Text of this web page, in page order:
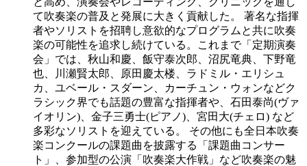
て吹奏楽の普及と発展に大きく貢献した。 著名な指揮
者やソリストを招聘し意欲的なプログラムと共に吹奏
楽の可能性を追求し続けている。これまで「定期演奏
会」では、秋山和慶、飯守泰次郎、沼尻竜典、下野竜
也、川瀬賢太郎、原田慶太楼、ラドミル・エリシュ
カ、ユベール・スダーン、カーチュン・ウォンなどク
ラシック界でも話題の豊富な指揮者や、石田泰尚(ヴァ
イオリン)、金子三勇士(ピアノ)、宮田大(チェロ) など
多彩なソリストを迎えている。 その他にも全日本吹奏
楽コンクールの課題曲を披露する「課題曲コンサー
ト」、参加型の公演「吹奏楽大作戦」など吹奏楽の魅